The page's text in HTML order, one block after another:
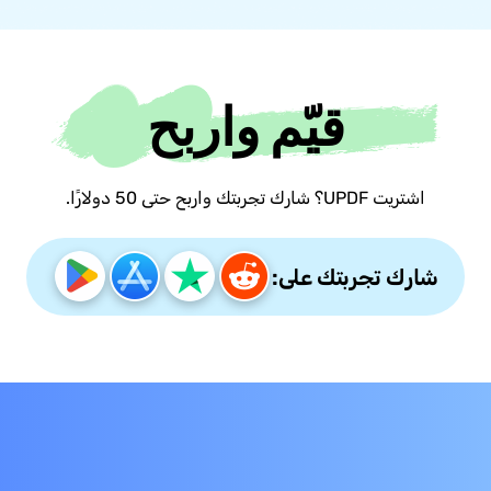
قيّم واربح
اشتريت UPDF؟ شارك تجربتك واربح حتى 50 دولارًا.
شارك تجربتك على: